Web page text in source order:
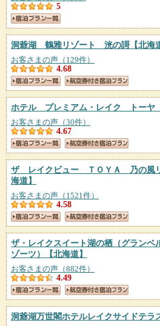
5
洞爺湖 鶴雅リゾート 洸の謌【北海
お客さまの声（129件）
4.68
ホテル プレミアム・レイク トーヤ
お客さまの声（30件）
4.67
ザ レイクビュー ＴＯＹＡ 乃の風
海道】
お客さまの声（1521件）
4.58
ザ・レイクスイート湖の栖（グランベ
ゾーツ）
【北海道】
お客さまの声（882件）
4.49
洞爺湖万世閣ホテルレイクサイドテラ